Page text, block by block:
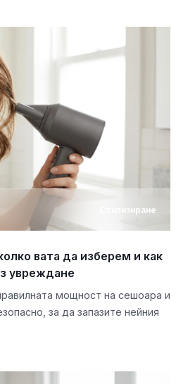
Стилизиране
вата да изберем и как
увреждане
мощност на сешоара и
за да запазите нейния